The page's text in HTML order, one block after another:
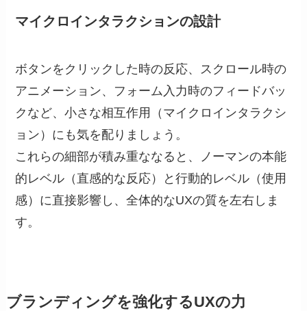
マイクロインタラクションの設計
ボタンをクリックした時の反応、スクロール時の
アニメーション、フォーム入力時のフィードバッ
クなど、小さな相互作用（マイクロインタラクシ
ョン）にも気を配りましょう。
これらの細部が積み重ななると、ノーマンの本能
的レベル（直感的な反応）と行動的レベル（使用
感）に直接影響し、全体的なUXの質を左右しま
す。
ブランディングを強化するUXの力